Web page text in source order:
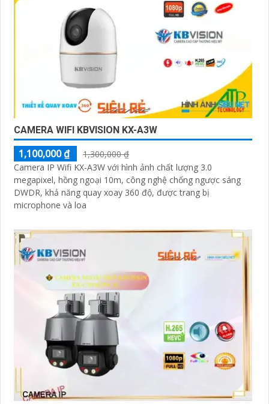
CAMERA WIFI KBVISION KX-A3W
1,100,000 ₫
1,300,000 ₫
Camera IP Wifi KX-A3W với hình ảnh chất lượng 3.0
megapixel, hồng ngoại 10m, công nghệ chống ngược sáng
DWDR, khả năng quay xoay 360 độ, được trang bị
microphone và loa